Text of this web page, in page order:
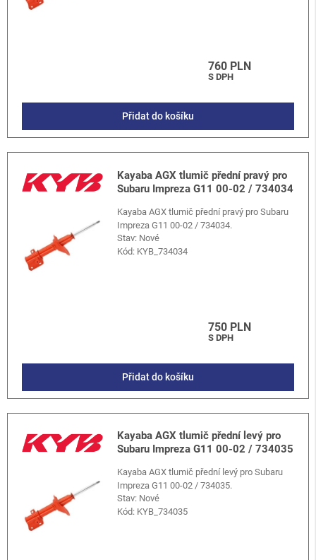
760 PLN
S DPH
Přidat do košíku
Kayaba AGX tlumič přední pravý pro
Subaru Impreza G11 00-02 / 734034
Kayaba AGX tlumič přední pravý pro Subaru
Impreza G11 00-02 / 734034.
Stav: Nové
Kód: KYB_734034
750 PLN
S DPH
Přidat do košíku
Kayaba AGX tlumič přední levý pro
Subaru Impreza G11 00-02 / 734035
Kayaba AGX tlumič přední levý pro Subaru
Impreza G11 00-02 / 734035.
Stav: Nové
Kód: KYB_734035